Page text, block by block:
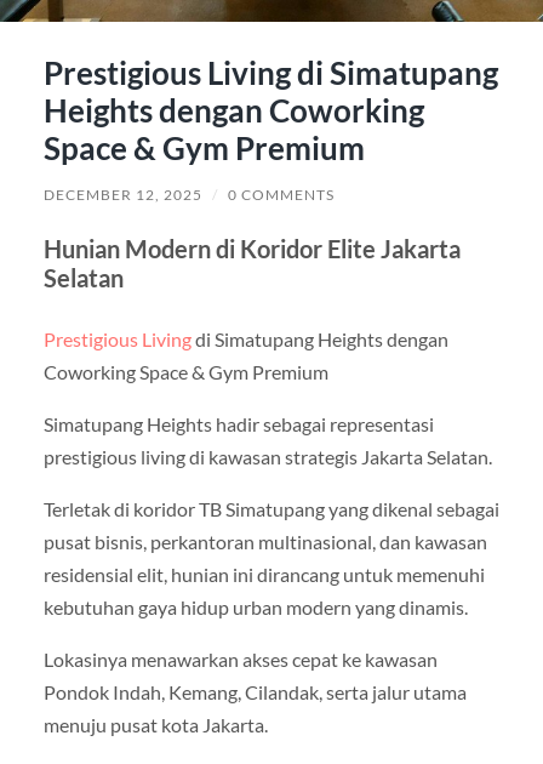
Prestigious Living di Simatupang
Heights dengan Coworking
Space & Gym Premium
DECEMBER 12, 2025 / 0 COMMENTS
Hunian Modern di Koridor Elite Jakarta
Selatan
Prestigious Livingdi Simatupang Heights dengan
Coworking Space & Gym Premium
Simatupang Heights hadir sebagai representasi
prestigious living di kawasan strategis Jakarta Selatan.
Terletak di koridor TB Simatupang yang dikenal sebagai
pusat bisnis, perkantoran multinasional, dan kawasan
residensial elit, hunian ini dirancang untuk memenuhi
kebutuhan gaya hidup urban modern yang dinamis.
Lokasinya menawarkan akses cepat ke kawasan
Pondok Indah, Kemang, Cilandak, serta jalur utama
menuju pusat kota Jakarta.